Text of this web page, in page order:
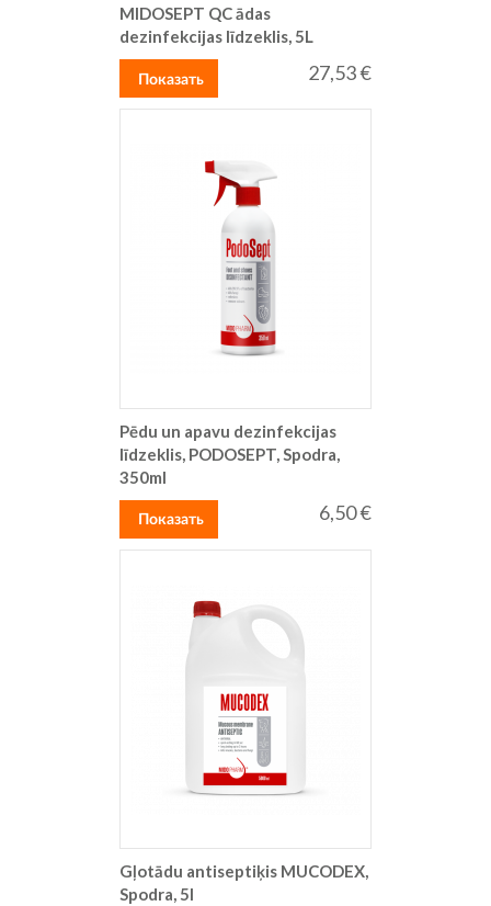
MIDOSEPT QC ādas
dezinfekcijas līdzeklis, 5L
27,53 €
Показать
Pēdu un apavu dezinfekcijas
līdzeklis, PODOSEPT, Spodra,
350ml
6,50 €
Показать
Gļotādu antiseptiķis MUCODEX,
Spodra, 5l